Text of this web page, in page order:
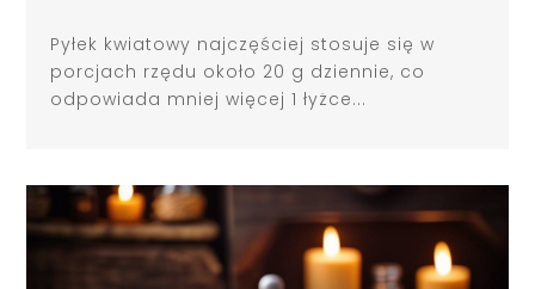
Pyłek kwiatowy najczęściej stosuje się w
porcjach rzędu około 20 g dziennie, co
odpowiada mniej więcej 1 łyżce...